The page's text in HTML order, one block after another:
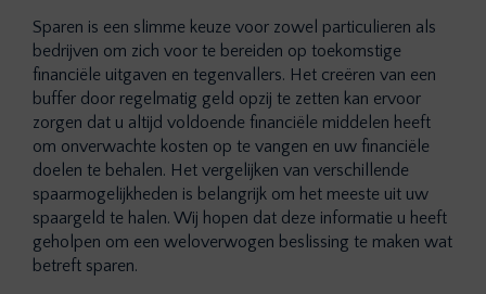
Sparen is een slimme keuze voor zowel particulieren als
bedrijven om zich voor te bereiden op toekomstige
financiële uitgaven en tegenvallers. Het creëren van een
buffer door regelmatig geld opzij te zetten kan ervoor
zorgen dat u altijd voldoende financiële middelen heeft
om onverwachte kosten op te vangen en uw financiële
doelen te behalen. Het vergelijken van verschillende
spaarmogelijkheden is belangrijk om het meeste uit uw
spaargeld te halen. Wij hopen dat deze informatie u heeft
geholpen om een weloverwogen beslissing te maken wat
betreft sparen.